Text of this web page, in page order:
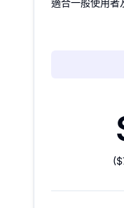
適合一般使用者
(